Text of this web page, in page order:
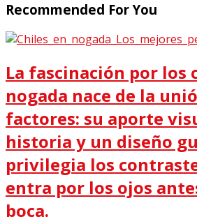
Recommended For You
La fascinación por los
nogada nace de la
factores: su aporte
historia y un diseño
privilegia los
entra por los ojos
boca.